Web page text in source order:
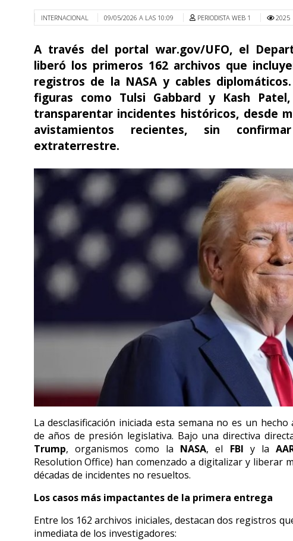
INTERNACIONAL 09/05/2026 A LAS 10:09 PERIODISTA WEB 1 2025
A través del portal war.gov/UFO, el
liberó los primeros 162 archivos que
registros de la NASA y cables
figuras como Tulsi Gabbard y Kash
transparentar incidentes históricos, desde
avistamientos recientes, sin
extraterrestre.
La desclasificación iniciada esta semana no es un hecho
de años de presión legislativa. Bajo una directiva
Trump, organismos como la NASA, el FBI y la
Resolution Office) han comenzado a digitalizar y liberar
décadas de incidentes no resueltos.
Los casos más impactantes de la primera entrega
Entre los 162 archivos iniciales, destacan dos registros
inmediata de los investigadores: